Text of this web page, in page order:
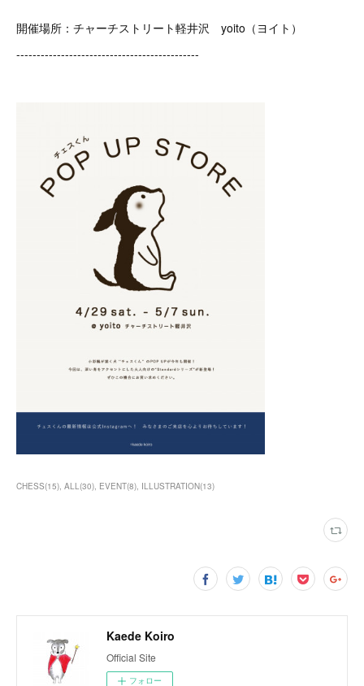
開催場所：チャーチストリート軽井沢 yoito（ヨイト）
---------------------------------------------
CHESS(15) ALL(30) EVENT(8) ILLUSTRATION(13)
Kaede Koiro
Official Site
フォロー